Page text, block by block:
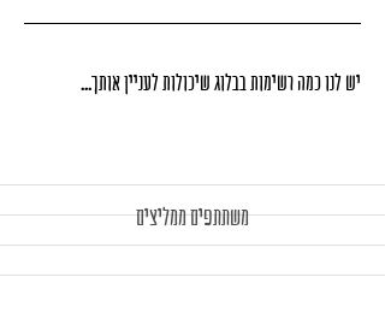
יש לנו כמה רשימות בבלוג שיכולות לעניין אותך...
משתתפים ממליצים